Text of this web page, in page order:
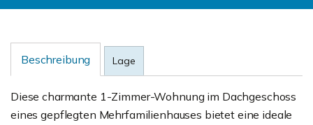
Beschreibung Lage
Diese charmante 1-Zimmer-Wohnung im Dachgeschoss
eines gepflegten Mehrfamilienhauses bietet eine ideale